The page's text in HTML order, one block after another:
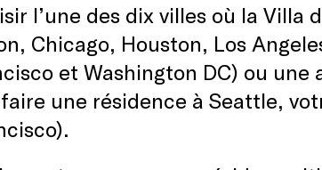
l’une des dix villes où la Villa
Chicago, Houston, Los
et Washington DC) ou une
une résidence à Seattle,